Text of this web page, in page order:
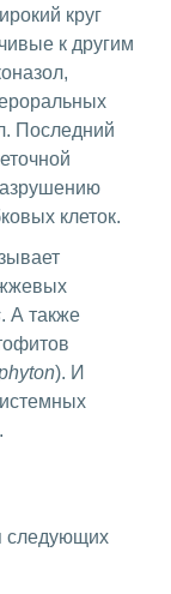
круг
к другим
Последний
клеток.
. А также
). И
следующих